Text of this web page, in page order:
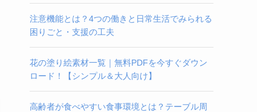
注意機能とは？4つの働きと日常生活でみられる
困りごと・支援の工夫
花の塗り絵素材一覧｜無料PDFを今すぐダウン
ロード！【シンプル＆大人向け】
高齢者が食べやすい食事環境とは？テーブル周